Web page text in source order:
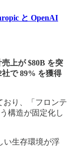
と OpenAI
売上が $80B を突
で 89% を獲得
おり、「フロンテ
構造が固定化し
い生存環境が浮